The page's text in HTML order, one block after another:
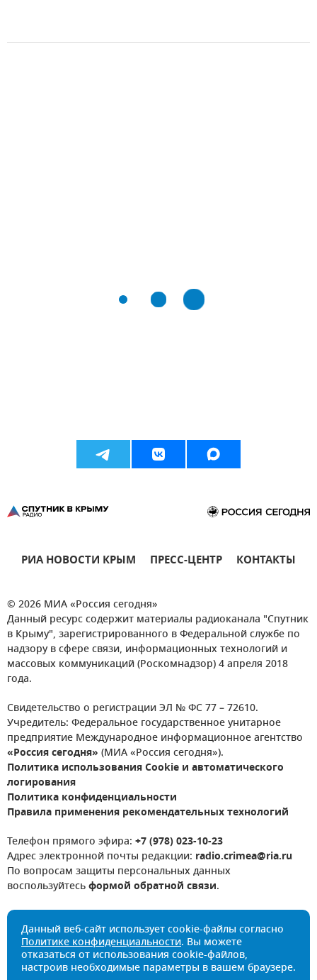
РИА НОВОСТИ КРЫМ ПРЕСС-ЦЕНТР КОНТАКТЫ
© 2026 МИА «Россия сегодня»
Данный ресурс содержит материалы радиоканала "Спутник
в Крыму", зарегистрированного в Федеральной службе по
надзору в сфере связи, информационных технологий и
массовых коммуникаций (Роскомнадзор) 4 апреля 2018
года.
Свидетельство о регистрации ЭЛ № ФС 77 – 72610.
Учредитель: Федеральное государственное унитарное
предприятие Международное информационное агентство
«Россия сегодня» (МИА «Россия сегодня»).
Политика использования Cookie и автоматического
логирования
Политика конфиденциальности
Правила применения рекомендательных технологий
Телефон прямого эфира: +7 (978) 023-10-23
Адрес электронной почты редакции: radio.crimea@ria.ru
По вопросам защиты персональных данных
воспользуйтесьформой обратной связи.
Данный веб-сайт использует cookie-файлы согласно
Политике конфиденциальности. Вы можете
отказаться от использования cookie-файлов,
настроив необходимые параметры в вашем браузере.